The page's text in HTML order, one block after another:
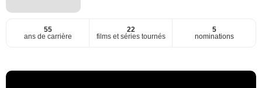
55
ans de carrière
22
films et séries tournés
5
nominations